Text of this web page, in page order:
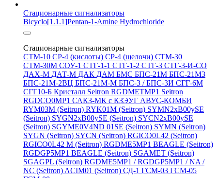
Стационарные сигнализаторы
Bicyclo[1.1.1]Pentan-1-Amine Hydrochloride
Стационарные сигнализаторы
СТМ-10 СР-4 (кислоты) СР-4 (щелочи) СТМ-30
СТМ-30М СОУ-1 СТГ-1-1 СТГ-1-2 СТГ-3 СТГ-3-И-CO
ДАХ-М ДАТ-М ДАК ДАМ БМС БПС-21М БПС-21М3
БПС-21М-2ВЦ БПС-21М-М БПС-3 / БПС-3И СГГ-6М
СГГ10-Б Кристалл Seitron RGDMETMP1 Seitron
RGDCO0MP1 САКЗ-МК с КЗЭУГ АВУС-КОМБИ
RYM03M (Seitron) RYK01M (Seitron) SYMN2хB00ySE
(Seitron) SYGN2xB00ySE (Seitron) SYCN2xB00ySE
(Seitron) SGYME0V4ND 01SE (Seitron) SYMN (Seitron)
SYGN (Seitron) SYCN (Seitron) RGICO0L42 (Seitron)
RGICO0L42 M (Seitron) RGDME5MP1 BEAGLE (Seitron)
RGDGP5MP1 BEAGLE (Seitron) SGAMET (Seitron)
SGAGPL (Seitron) RGDME5MP1 / RGDGP5MP1 / NA /
NC (Seitron) ACIM01 (Seitron) СД-1 ГСМ-03 ГСМ-05